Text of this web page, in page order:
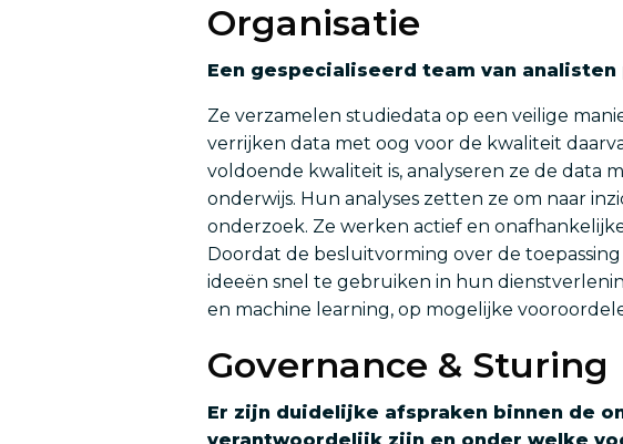
Organisatie
Een gespecialiseerd team van
Ze verzamelen studiedata op een veilige
verrijken data met oog voor de kwaliteit
voldoende kwaliteit is, analyseren ze de data
onderwijs. Hun analyses zetten ze om naar
onderzoek. Ze werken actief en
Doordat de besluitvorming over de
ideeën snel te gebruiken in hun
en machine learning, op mogelijke
Governance & Sturing
Er zijn duidelijke afspraken binnen de